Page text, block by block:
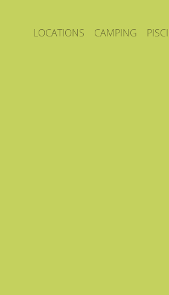
LOCATIONS CAMPING